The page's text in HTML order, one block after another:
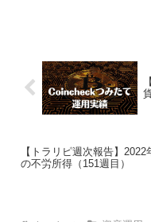
【トラリピ週次報告】2022
の不労所得（151週目）